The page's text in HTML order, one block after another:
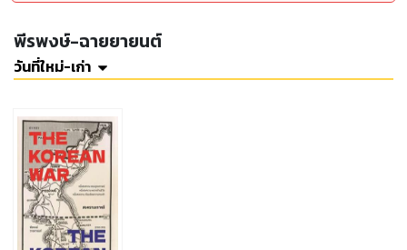
พีรพงษ์-ฉายยายนต์
วันที่ใหม่-เก่า